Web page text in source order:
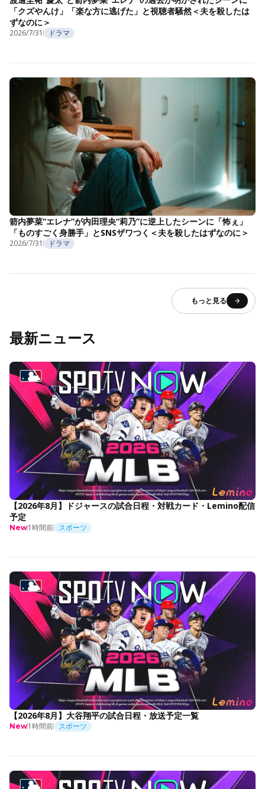
「クズやんけ」「楽な方に逃げた」と視聴者騒然＜夫を殺したは
ずなのに＞
2026/7/31 ドラマ
箭内夢菜“エレナ”が内田理央“莉乃”に逆上したシーンに「怖ぇ」
「ものすごく身勝手」とSNSザワつく＜夫を殺したはずなのに＞
2026/7/31 ドラマ
もっと見る
最新ニュース
【2026年8月】ドジャースの試合日程・対戦カード・Lemino配信
予定
New1時間前 スポーツ
【2026年8月】大谷翔平の試合日程・放送予定一覧
New1時間前 スポーツ